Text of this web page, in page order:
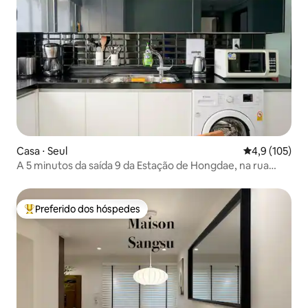
Casa ⋅ Seul 4,9 de uma
4,9 (105)
A 5 minutos da saída 9 da Estação de Hongdae, na rua
quartos, sala de estar, cozinha Luminosidade solar
Entre os melhores preferidos dos hóspedes
Preferido dos hóspedes